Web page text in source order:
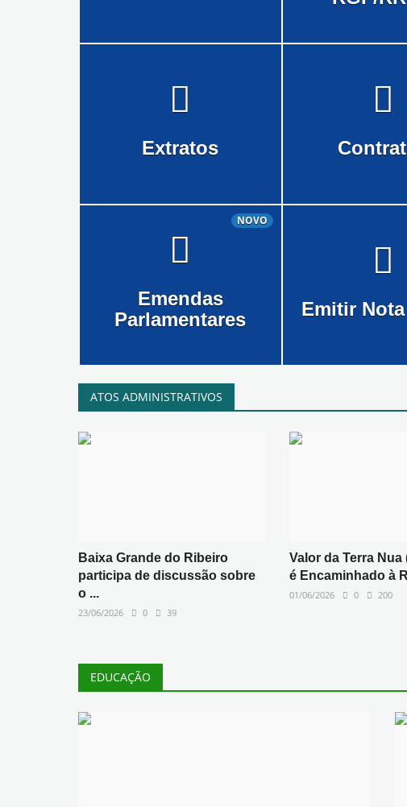
Extratos
NOVO
Emendas
Parlamentares
Emitir
ATOS ADMINISTRATIVOS
Baixa Grande do Ribeiro
participa de discussão sobre
o ...
23/06/2026 0 39
Valor da Terra Nua
é Encaminhado à
01/06/2026 0 200
EDUCAÇÃO